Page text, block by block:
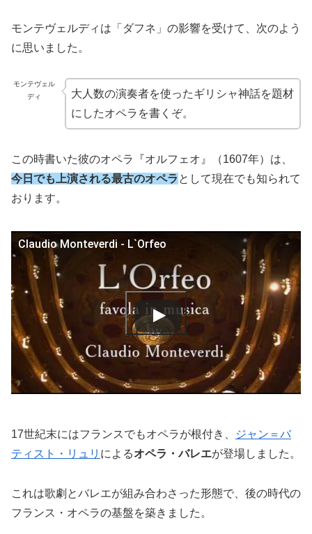
モンテヴェルディは「ダフネ」の影響を受けて、次のよう
に思いました。
モンテヴェル
ディ
大人数の演奏者を使ったギリシャ神話を題材
にしたオペラを書くぞ。
この時書いた彼のオペラ『オルフェオ』（1607年）は、
今日でも上演される最古のオペラ として現在でも知られて
おります。
Claudio Monteverdi - L`Orfeo
17世紀末にはフランスでもオペラが根付き、
ジャン＝バ
ティスト・リュリ によるオペラ・バレエが登場しました。
これは歌劇とバレエが組み合わさった形態で、後の時代の
フランス・オペラの基盤を築きました。